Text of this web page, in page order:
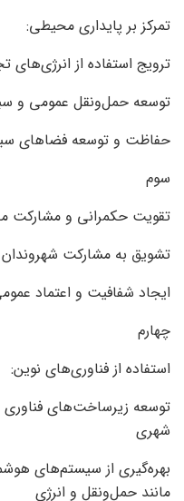
تمرکز بر پایداری محیطی:
ترویج استفاده از انرژی‌های
توسعه حمل‌ونقل عمومی و
حفاظت و توسعه فضاهای
سوم
تقویت حکمرانی و مشارکت
تشویق به مشارکت
ایجاد شفافیت و اعتماد
چهارم
استفاده از فناوری‌های نوین:
توسعه زیرساخت‌های فناوری
شهری
بهره‌گیری از سیستم‌های
مانند حمل‌ونقل و انرژی